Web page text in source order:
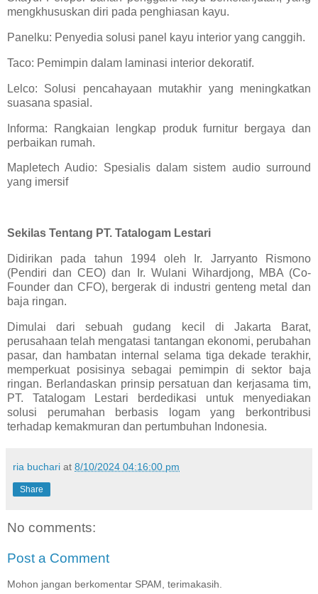
mengkhususkan diri pada penghiasan kayu.
Panelku: Penyedia solusi panel kayu interior yang canggih.
Taco: Pemimpin dalam laminasi interior dekoratif.
Lelco: Solusi pencahayaan mutakhir yang meningkatkan
suasana spasial.
Informa: Rangkaian lengkap produk furnitur bergaya dan
perbaikan rumah.
Mapletech Audio: Spesialis dalam sistem audio surround
yang imersif
Sekilas Tentang PT. Tatalogam Lestari
Didirikan pada tahun 1994 oleh Ir. Jarryanto Rismono
(Pendiri dan CEO) dan Ir. Wulani Wihardjong, MBA (Co-
Founder dan CFO), bergerak di industri genteng metal dan
baja ringan.
Dimulai dari sebuah gudang kecil di Jakarta Barat,
perusahaan telah mengatasi tantangan ekonomi, perubahan
pasar, dan hambatan internal selama tiga dekade terakhir,
memperkuat posisinya sebagai pemimpin di sektor baja
ringan. Berlandaskan prinsip persatuan dan kerjasama tim,
PT. Tatalogam Lestari berdedikasi untuk menyediakan
solusi perumahan berbasis logam yang berkontribusi
terhadap kemakmuran dan pertumbuhan Indonesia.
ria buchari at 8/10/2024 04:16:00 pm
Share
No comments:
Post a Comment
Mohon jangan berkomentar SPAM, terimakasih.